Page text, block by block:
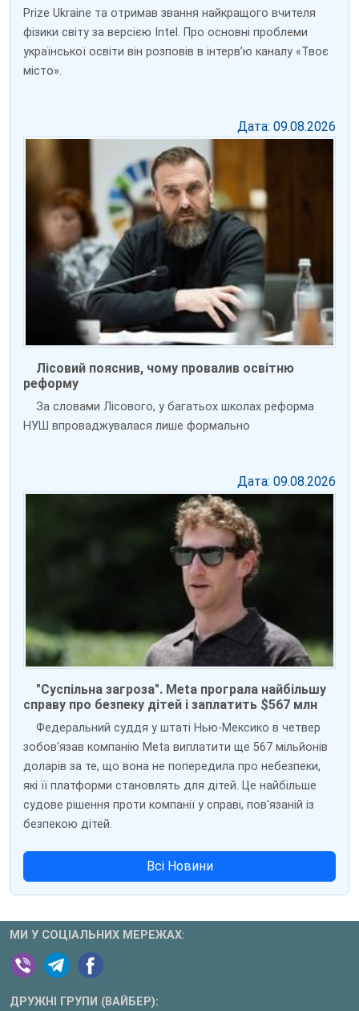
Prize Ukraine та отримав звання найкращого вчителя
фізики світу за версією Intel. Про основні проблеми
української освіти він розповів в інтерв’ю каналу «Твоє
місто».
Дата: 09.08.2026
Лісовий пояснив, чому провалив освітню
реформу
За словами Лісового, у багатьох школах реформа
НУШ впроваджувалася лише формально
Дата: 09.08.2026
"Суспільна загроза". Meta програла найбільшу
справу про безпеку дітей і заплатить $567 млн
Федеральний суддя у штаті Нью-Мексико в четвер
зобов'язав компанію Meta виплатити ще 567 мільйонів
доларів за те, що вона не попередила про небезпеки,
які її платформи становлять для дітей. Це найбільше
судове рішення проти компанії у справі, пов'язаній із
безпекою дітей.
Всі Новини
МИ У СОЦІАЛЬНИХ МЕРЕЖАХ:
ДРУЖНІ ГРУПИ (ВАЙБЕР):